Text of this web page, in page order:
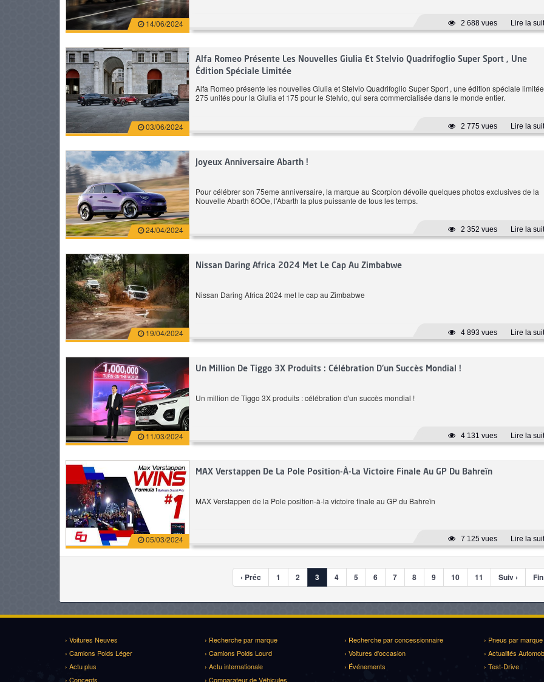
14/06/2024 2 688 vues Lire la
03/06/2024
Alfa Romeo Présente Les Nouvelles Giulia Et Stelvio Quadrifoglio Super Sport , Une
Édition Spéciale Limitée
Alfa Romeo présente les nouvelles Giulia et Stelvio Quadrifoglio Super Sport , une édition spéciale
275 unités pour la Giulia et 175 pour le Stelvio, qui sera commercialisée dans le monde entier.
2 775 vues Lire la
24/04/2024
Joyeux Anniversaire Abarth !
Pour célébrer son 75eme anniversaire, la marque au Scorpion dévoile quelques photos exclusives de la
Nouvelle Abarth 6OOe, l'Abarth la plus puissante de tous les temps.
2 352 vues Lire la
19/04/2024
Nissan Daring Africa 2024 Met Le Cap Au Zimbabwe
Nissan Daring Africa 2024 met le cap au Zimbabwe
4 893 vues Lire la
11/03/2024
Un Million De Tiggo 3X Produits : Célébration D'un Succès Mondial !
Un million de Tiggo 3X produits : célébration d'un succès mondial !
4 131 vues Lire la
05/03/2024
MAX Verstappen De La Pole Position-À-La Victoire Finale Au GP Du Bahreïn
MAX Verstappen de la Pole position-à-la victoire finale au GP du Bahreïn
7 125 vues Lire la
‹ Préc 1 2 3 4 5 6 7 8 9 10 11 Suiv › Fin
184 CH
Essence
6.6 L/100 km
Automatique
Prix: 279 900 DT Prix: 179 980 DT
› Voitures Neuves › Recherche par marque › Recherche par concessionnaire
› Pneus par marque
› Camions Poids Léger
› Camions Poids Lourd › Voitures d'occasion
› Actualités
› Actu plus
› Actu internationale › Événements
› Test-Drive
› Concepts
› Comparateur de Véhicules